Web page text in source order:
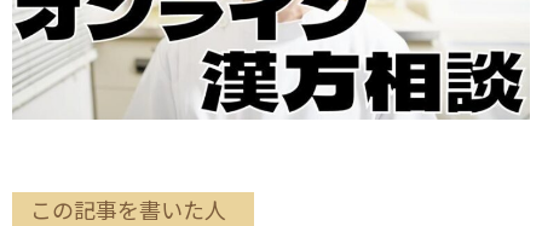
この記事を書いた人